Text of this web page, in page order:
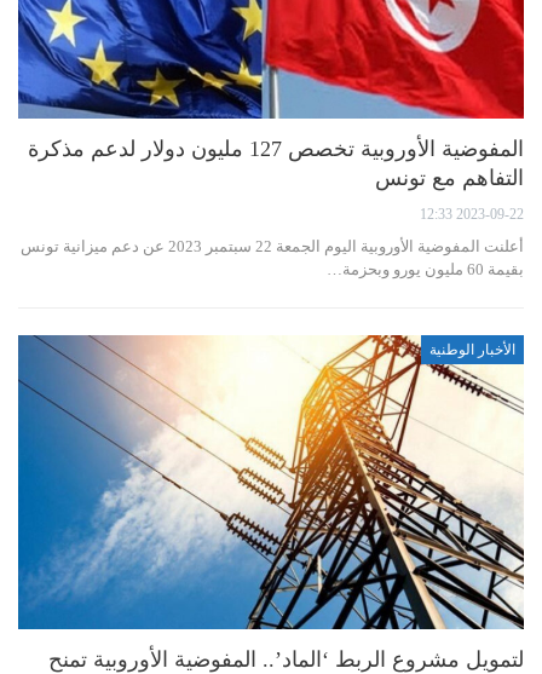
المفوضية الأوروبية تخصص 127 مليون دولار لدعم مذكرة
التفاهم مع تونس
2023-09-22 12:33
أعلنت المفوضية الأوروبية اليوم الجمعة 22 سبتمبر 2023 عن دعم ميزانية تونس
بقيمة 60 مليون يورو وبحزمة…
الأخبار الوطنية
لتمويل مشروع الربط ‘الماد’.. المفوضية الأوروبية تمنح